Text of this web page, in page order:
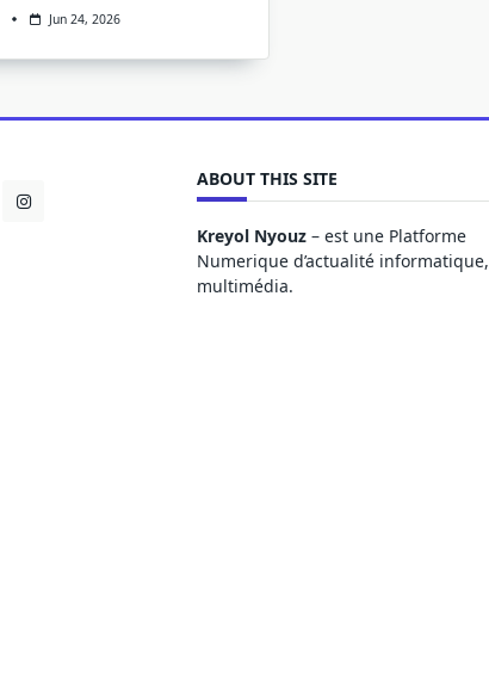
Jun 24, 2026
ABOUT THIS SITE
Kreyol Nyouz – est une Platforme
Numerique d’actualité informatique,
multimédia.